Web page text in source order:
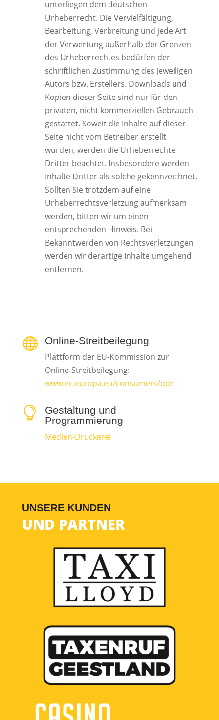
unterliegen dem deutschen
Urheberrecht. Die Vervielfältigung,
Bearbeitung, Verbreitung und jede Art
der Verwertung außerhalb der Grenzen
des Urheberrechtes bedürfen der
schriftlichen Zustimmung des jeweiligen
Autors bzw. Erstellers. Downloads und
Kopien dieser Seite sind nur für den
privaten, nicht kommerziellen Gebrauch
gestattet. Soweit die Inhalte auf dieser
Seite nicht vom Betreiber erstellt
wurden, werden die Urheberrechte
Dritter beachtet. Insbesondere werden
Inhalte Dritter als solche gekennzeichnet.
Sollten Sie trotzdem auf eine
Urheberrechtsverletzung aufmerksam
werden, bitten wir um einen
entsprechenden Hinweis. Bei
Bekanntwerden von Rechtsverletzungen
werden wir derartige Inhalte umgehend
entfernen.
 Online-Streitbeilegung
Plattform der EU-Kommission zur
Online-Streitbeilegung:
www.ec.europa.eu/consumers/odr

Gestaltung und
Programmierung
Medien-Druckerei
UNSERE KUNDEN
UND PARTNER